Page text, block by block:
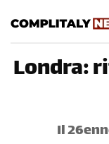
Londra:
Il